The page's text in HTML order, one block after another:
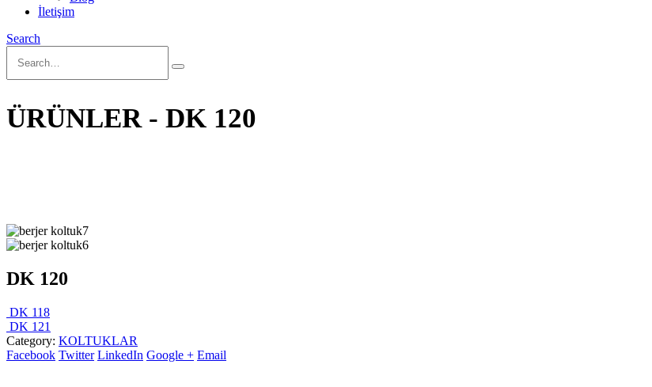
İletişim
Search
ÜRÜNLER - DK 120
DK 120
DK 118
DK 121
Category: KOLTUKLAR
Facebook Twitter LinkedIn Google + Email